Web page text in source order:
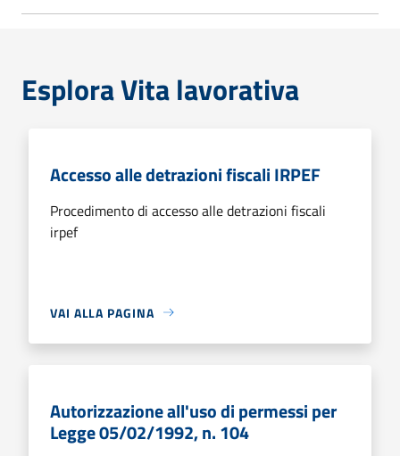
Esplora Vita lavorativa
Accesso alle detrazioni fiscali IRPEF
Procedimento di accesso alle detrazioni fiscali
irpef
VAI ALLA PAGINA
Autorizzazione all'uso di permessi per
Legge 05/02/1992, n. 104